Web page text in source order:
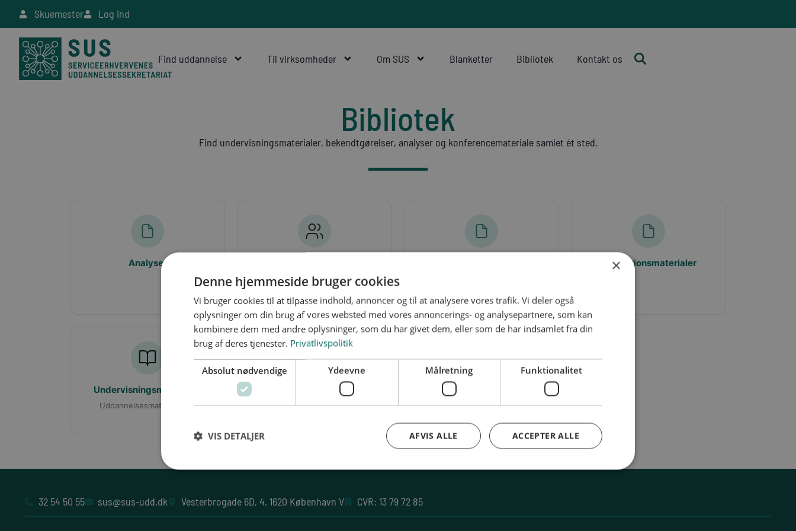
Skuemester Log ind
Find uddannelse Til virksomheder Om SUS Blanketter Bibliotek Kontakt os
Bibliotek
Find undervisningsmaterialer, bekendtgørelser, analyser og konferencemateriale samlet ét sted.
Analyser
Materialer for udvalgsmedlemmer
LOGIN →
Inspirationsmaterialer
Undervisningsmaterialer
Uddannelsesmaterialer.dk
Vejledninger
Skuemestervejledninger
32 54 50 55 sus@sus-udd.dk Vesterbrogade 6D, 4. 1620 København V CVR: 13 79 72 85
×
Denne hjemmeside bruger cookies
Vi bruger cookies til at tilpasse indhold, annoncer og til at analysere vores trafik. Vi deler også
oplysninger om din brug af vores websted med vores annoncerings- og analysepartnere, som kan
kombinere dem med andre oplysninger, som du har givet dem, eller som de har indsamlet fra din
brug af deres tjenester. Privatlivspolitik
Absolut nødvendige Ydeevne Målretning Funktionalitet
ACCEPTER ALLE
AFVIS ALLE
VIS DETALJER